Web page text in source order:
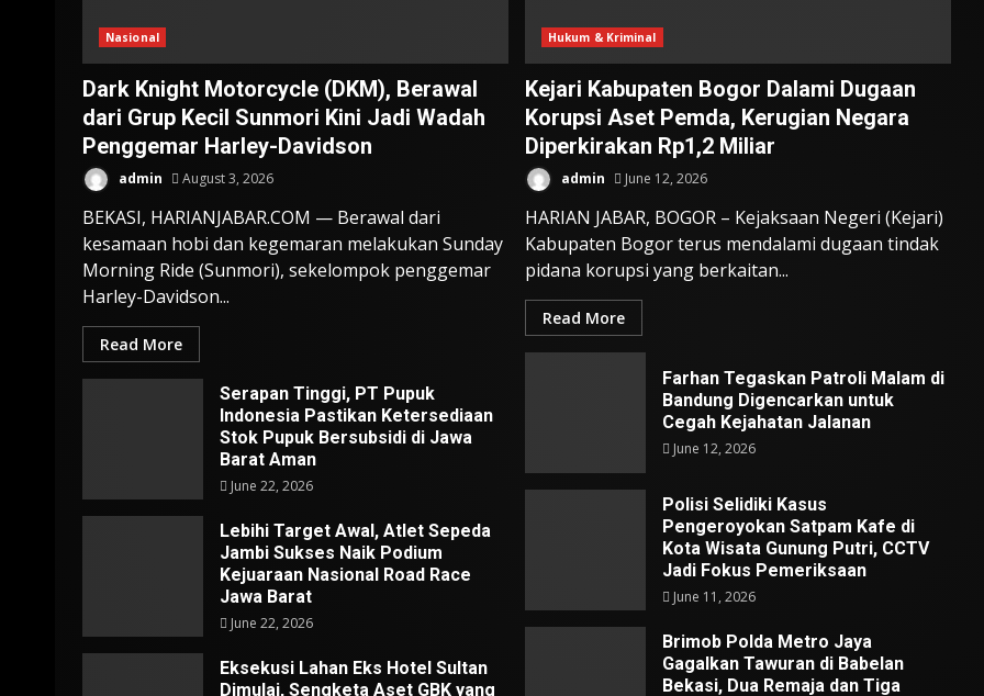
Nasional
Dark Knight Motorcycle (DKM), Berawal
dari Grup Kecil Sunmori Kini Jadi Wadah
Penggemar Harley-Davidson
admin August 3, 2026
BEKASI, HARIANJABAR.COM — Berawal dari
kesamaan hobi dan kegemaran melakukan Sunday
Morning Ride (Sunmori), sekelompok penggemar
Harley-Davidson...
Read More
Serapan Tinggi, PT Pupuk
Indonesia Pastikan Ketersediaan
Stok Pupuk Bersubsidi di Jawa
Barat Aman
June 22, 2026
Lebihi Target Awal, Atlet Sepeda
Jambi Sukses Naik Podium
Kejuaraan Nasional Road Race
Jawa Barat
June 22, 2026
Eksekusi Lahan Eks Hotel Sultan
Dimulai, Sengketa Aset GBK yang
Hukum & Kriminal
Kejari Kabupaten Bogor Dalami Dugaan
Korupsi Aset Pemda, Kerugian Negara
Diperkirakan Rp1,2 Miliar
admin June 12, 2026
HARIAN JABAR, BOGOR – Kejaksaan Negeri (Kejari)
Kabupaten Bogor terus mendalami dugaan tindak
pidana korupsi yang berkaitan...
Read More
Farhan Tegaskan Patroli Malam di
Bandung Digencarkan untuk
Cegah Kejahatan Jalanan
June 12, 2026
Polisi Selidiki Kasus
Pengeroyokan Satpam Kafe di
Kota Wisata Gunung Putri, CCTV
Jadi Fokus Pemeriksaan
June 11, 2026
Brimob Polda Metro Jaya
Gagalkan Tawuran di Babelan
Bekasi, Dua Remaja dan Tiga